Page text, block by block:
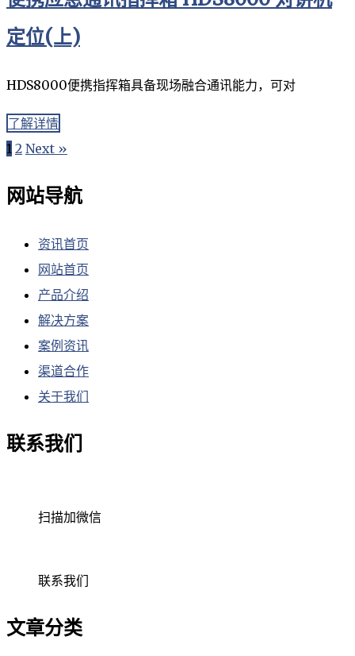
定位(上)
HDS8000便携指挥箱具备现场融合通讯能力，可对
了解详情
1 2 Next »
网站导航
资讯首页
网站首页
产品介绍
解决方案
案例资讯
渠道合作
关于我们
联系我们
扫描加微信
联系我们
文章分类